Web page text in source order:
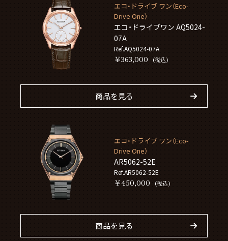
エコ・ドライブ ワン（Eco-
Drive One）
エコ・ドライブワン AQ5024-
07A
Ref.AQ5024-07A
￥363,000 (税込)
商品を見る
エコ・ドライブ ワン（Eco-
Drive One）
AR5062-52E
Ref.AR5062-52E
￥450,000 (税込)
商品を見る